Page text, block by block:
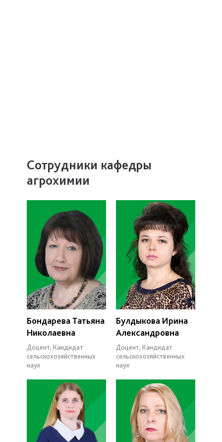
Сотрудники кафедры
агрохимии
Бондарева Татьяна
Николаевна
Доцент, Кандидат
сельскохозяйственных
наук
Булдыкова Ирина
Александровна
Доцент, Кандидат
сельскохозяйственных
наук